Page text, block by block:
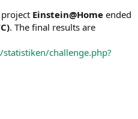
Einstein@Home ended
. The final results are
challenge.php?